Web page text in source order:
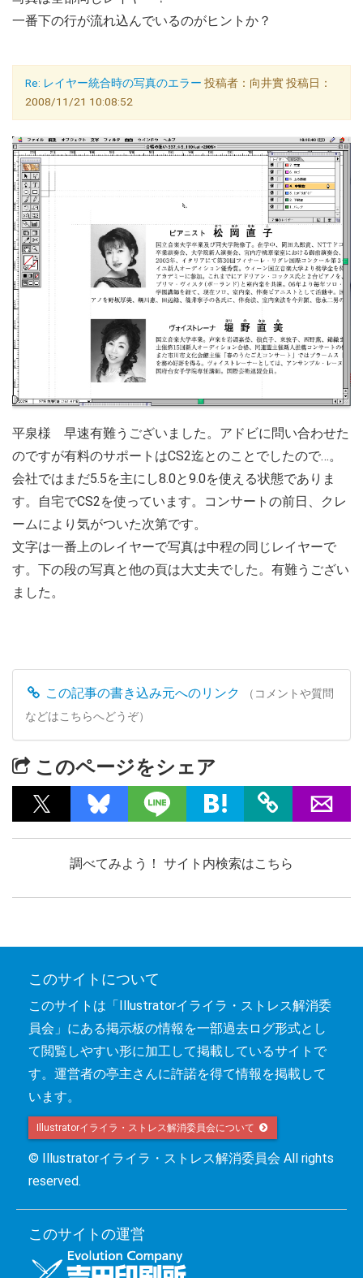
一番下の行が流れ込んでいるのがヒントか？
Re: レイヤー統合時の写真のエラー 投稿者：向井實 投稿日：
2008/11/21 10:08:52
平泉様 早速有難うございました。アドビに問い合わせた
のですが有料のサポートはCS2迄とのことでしたので…。
会社ではまだ5.5を主にし8.0と9.0を使える状態でありま
す。自宅でCS2を使っています。コンサートの前日、クレ
ームにより気がついた次第です。
文字は一番上のレイヤーで写真は中程の同じレイヤーで
す。下の段の写真と他の頁は大丈夫でした。有難うござい
ました。
この記事の書き込み元へのリンク
（コメントや質問
などはこちらへどうぞ）
このページをシェア
調べてみよう！ サイト内検索はこちら
このサイトについて
このサイトは「Illustratorイライラ・ストレス解消委
員会」にある掲示板の情報を一部過去ログ形式とし
て閲覧しやすい形に加工して掲載しているサイトで
す。運営者の亭主さんに許諾を得て情報を掲載して
います。
Illustratorイライラ・ストレス解消委員会について
© Illustratorイライラ・ストレス解消委員会 All rights
reserved.
このサイトの運営